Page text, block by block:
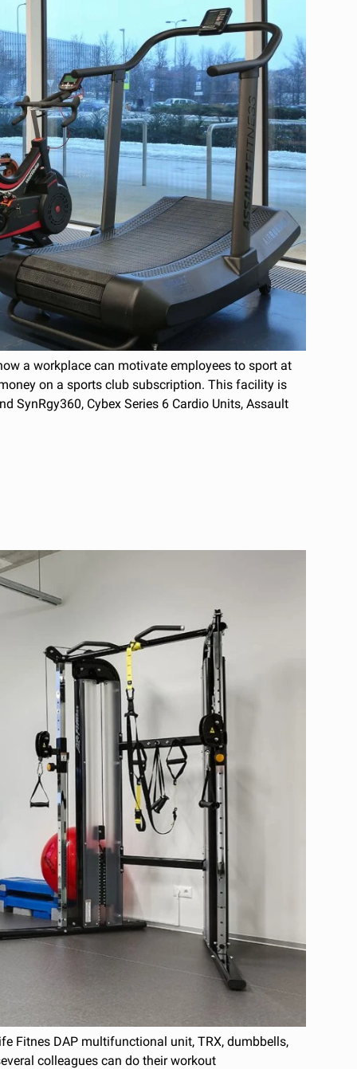
a workplace can motivate employees to sport at
on a sports club subscription. This facility is
SynRgy360, Cybex Series 6 Cardio Units, Assault
Fitnes DAP multifunctional unit, TRX, dumbbells,
colleagues can do their workout